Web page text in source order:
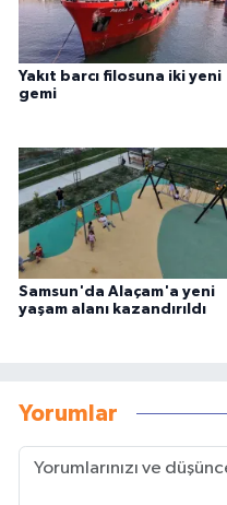
Yakıt barcı filosuna iki yeni
gemi
Samsun'da Alaçam'a yeni
yaşam alanı kazandırıldı
Yorumlar